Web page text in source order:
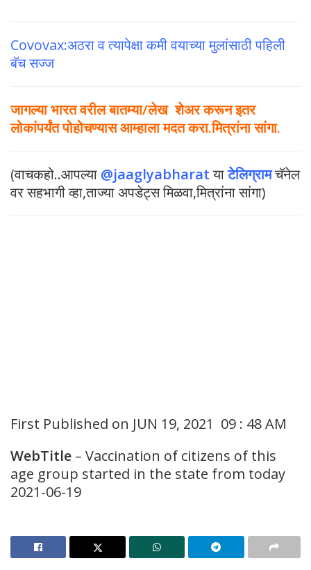
Covovax:अठरा व त्यापेक्षा कमी वयाच्या मुलांसाठी पहिली
बॅच सज्ज
जागल्या भारत वरील बातम्या/लेख शेअर करून इतर
लोकांपर्यंत पोहोचण्यास आम्हाला मदत करा.मित्रांना सांगा.
(वाचकहो..आपल्या @jaaglyabharat याटेलिग्रामचॅनेल
वर सहभागी व्हा,ताज्या अपडेट्स मिळवा,मित्रांना सांगा)
First Published on JUN 19, 2021 09 : 48 AM
WebTitle – Vaccination of citizens of this
age group started in the state from today
2021-06-19